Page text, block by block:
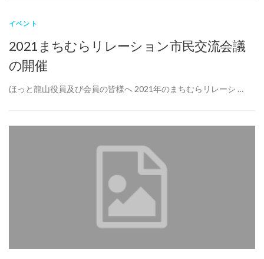
イベント
2021まちむらリレーション市民交流会議
の開催
ほっと龍山役員及び会員の皆様へ 2021年のまちむらリレーシ …